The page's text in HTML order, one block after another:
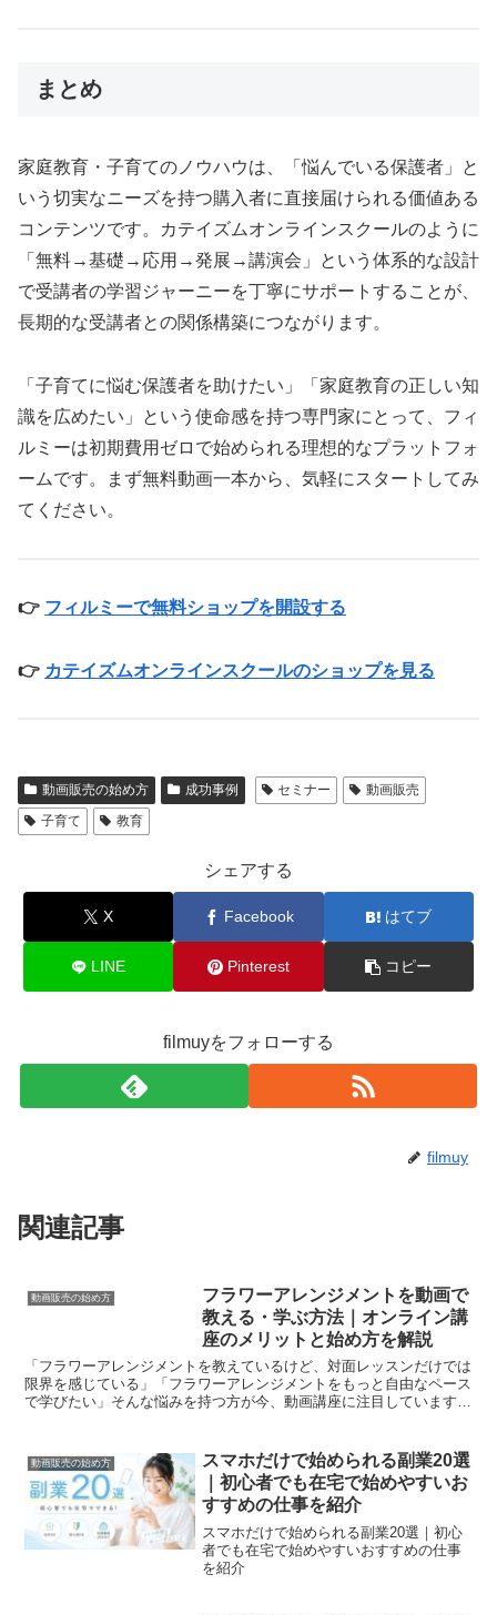
まとめ
家庭教育・子育てのノウハウは、「悩んでいる保護者」と
いう切実なニーズを持つ購入者に直接届けられる価値ある
コンテンツです。カテイズムオンラインスクールのように
「無料→基礎→応用→発展→講演会」という体系的な設計
で受講者の学習ジャーニーを丁寧にサポートすることが、
長期的な受講者との関係構築につながります。
「子育てに悩む保護者を助けたい」「家庭教育の正しい知
識を広めたい」という使命感を持つ専門家にとって、フィ
ルミーは初期費用ゼロで始められる理想的なプラットフォ
ームです。まず無料動画一本から、気軽にスタートしてみ
てください。
👉 フィルミーで無料ショップを開設する
👉 カテイズムオンラインスクールのショップを見る
動画販売の始め方 成功事例 セミナー
動画販売
子育て
教育
シェアする
X Facebook はてブ
LINE Pinterest コピー
filmuyをフォローする
filmuy
関連記事
動画販売の始め方
フラワーアレンジメントを動画で
教える・学ぶ方法｜オンライン講
座のメリットと始め方を解説
「フラワーアレンジメントを教えているけど、対面レッスンだけでは
限界を感じている」「フラワーアレンジメントをもっと自由なペース
で学びたい」そんな悩みを持つ方が今、動画講座に注目しています。
動画販売の始め方
スマホだけで始められる副業20選
｜初心者でも在宅で始めやすいお
すすめの仕事を紹介
スマホだけで始められる副業20選｜初心
者でも在宅で始めやすいおすすめの仕事
を紹介